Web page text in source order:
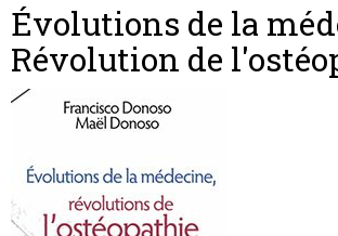
Évolutions de la
Révolution de